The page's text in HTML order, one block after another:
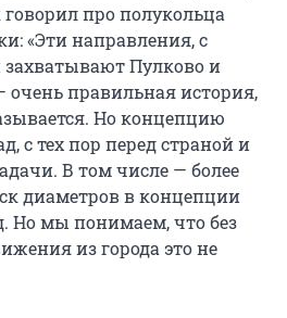
про полукольца
«Эти направления, с
захватывают Пулково и
очень правильная история,
Но концепцию
с тех пор перед страной и
В том числе — более
диаметров в концепции
Но мы понимаем, что без
из города это не